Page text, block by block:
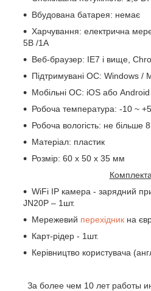
Вбудована батарея: немає
Харчування: електрична
5В /1А
Веб-браузер: IE7 і вище,
Підтримувані ОС: Windows /
Мобільні ОС: iOS або Android
Робоча температура: -10 ~
Робоча вологість: не більше
Матеріал: пластик
Розмір: 60 х 50 х 35 мм
WiFi IP камера - зарядний
JN20P – 1шт.
Мережевий перехідник на
Карт-рідер - 1шт.
Керівництво користувача
За более чем 10 лет работы